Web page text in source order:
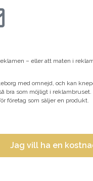
– eller att maten i
med omnejd, och kan
bra som möjligt i reklambruset.
företag som säljer en produkt.
Jag vill ha en